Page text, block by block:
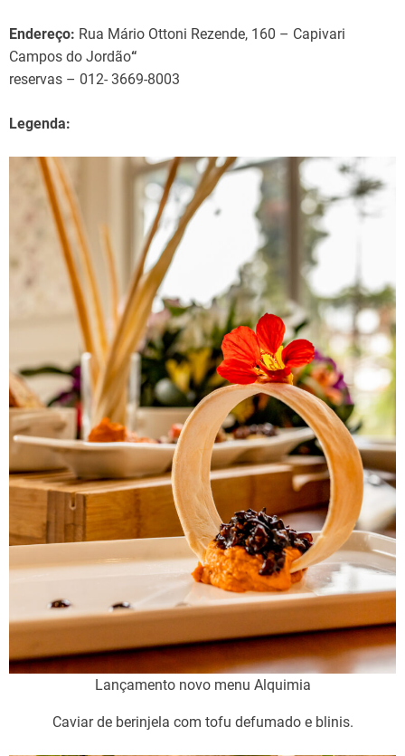
Endereço: Rua Mário Ottoni Rezende, 160 – Capivari
Campos do Jordão“
reservas – 012- 3669-8003
Legenda:
Lançamento novo menu Alquimia
Caviar de berinjela com tofu defumado e blinis.